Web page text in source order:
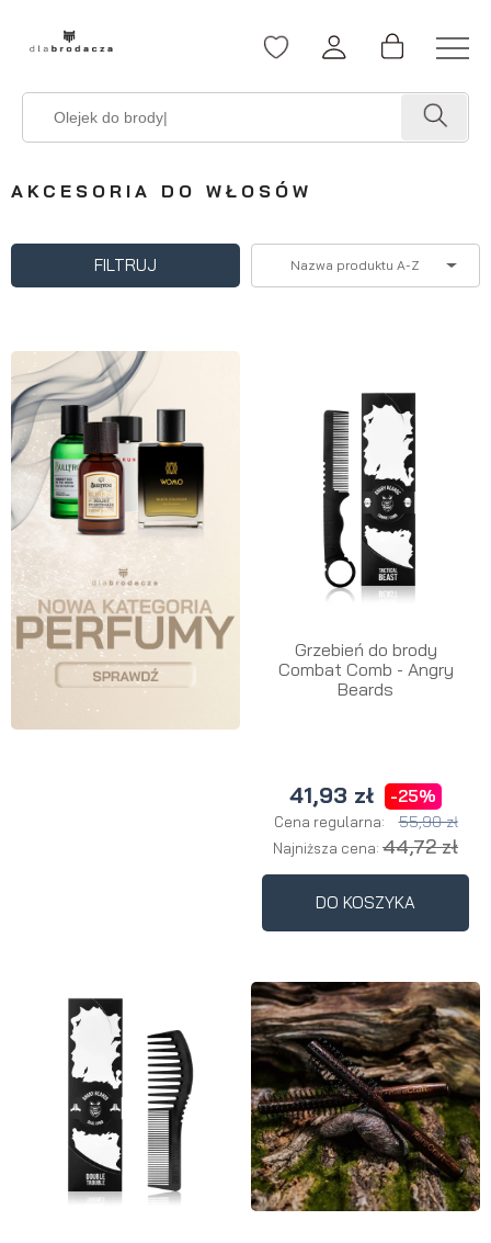
AKCESORIA DO WŁOSÓW
FILTRUJ Nazwa produktu A-Z
Grzebień do brody
Combat Comb - Angry
Beards
41,93 zł -25%
Cena regularna: 55,90 zł
Najniższa cena: 44,72 zł
DO KOSZYKA